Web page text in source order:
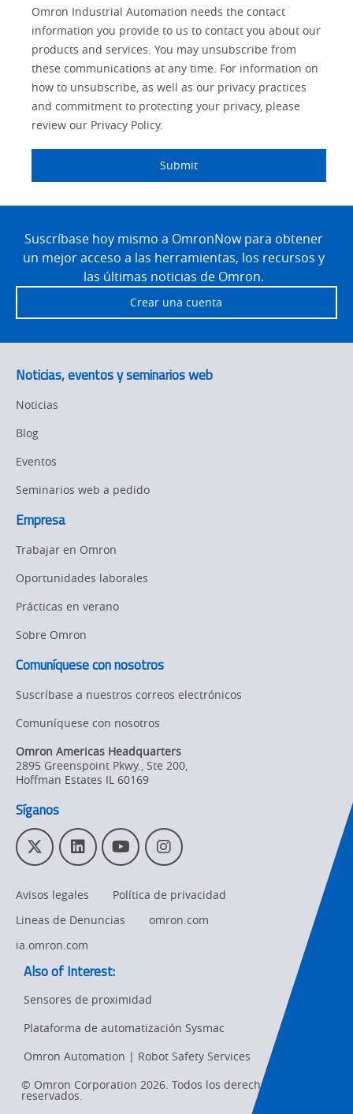
Lead
Source
Detail
Other
Lead
Source
Opt-in
Marketing
No
Yes
Status
Industry
Job
Title
Job
Role
Solutions Interest
IO Link
Panel Building
Quality Control
Safety Solutions
Technical Support
Training
Flexible
Updates
Product Updates
Organizational
Product
Pricing
Forecasting
Omron Industrial Automation needs the contact
information you provide to us to contact you about our
products and services. You may unsubscribe from
these communications at any time. For information on
how to unsubscribe, as well as our privacy practices
and commitment to protecting your privacy, please
review our Privacy Policy.
Submit
FooterSuscríbase hoy mismo a OmronNow para obtener
un mejor acceso a las herramientas, los recursos y
las últimas noticias de Omron.
Crear una cuenta
Noticias, eventos y seminarios web
Noticias
Blog
Eventos
Seminarios web a pedido
Empresa
Trabajar en Omron
Oportunidades laborales
Prácticas en verano
Sobre Omron
Comuníquese con nosotros
Suscríbase a nuestros correos electrónicos
Comuníquese con nosotros
Omron Americas Headquarters
2895 Greenspoint Pkwy., Ste 200,
Hoffman Estates IL 60169
Síganos
T
w
t
t
r
L
i
k
e
I
n
Y
o
u
T
u
I
n
t
a
Avisos legales
Política de privacidad
Lineas de Denuncias
omron.com
ia.omron.com
Also of Interest:
Sensores de proximidad
Plataforma de automatización Sysmac
Omron Automation | Robot Safety Services
© Omron Corporation 2026. Todos los derechos
reservados.